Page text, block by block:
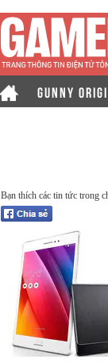
GUNNY
Bạn thích các tin tức trong